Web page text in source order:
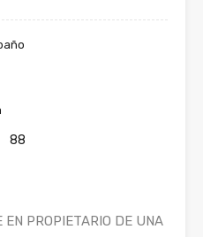
88
EN PROPIETARIO DE UNA